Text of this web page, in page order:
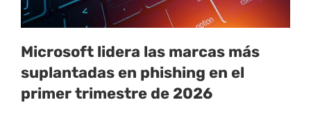
Microsoft lidera las marcas más
suplantadas en phishing en el
primer trimestre de 2026